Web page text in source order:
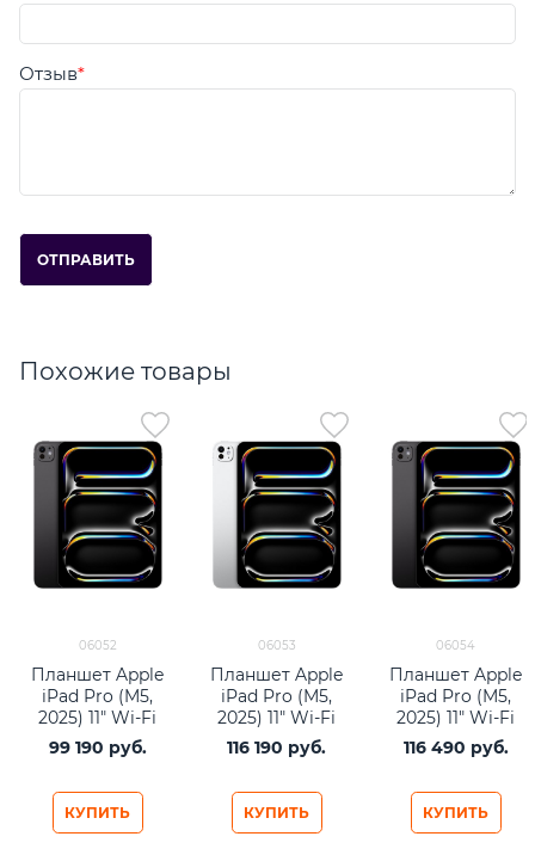
Отзыв
Похожие товары
06052
Планшет Apple
iPad Pro (M5,
2025) 11" Wi-Fi
256Gb Space
Black
99 190 руб.
КУПИТЬ
06053
Планшет Apple
iPad Pro (M5,
2025) 11" Wi-Fi
512Gb Silver
116 190 руб.
КУПИТЬ
06054
Планшет Apple
iPad Pro (M5,
2025) 11" Wi-Fi
512Gb Space
Black
116 490 руб.
КУПИТЬ